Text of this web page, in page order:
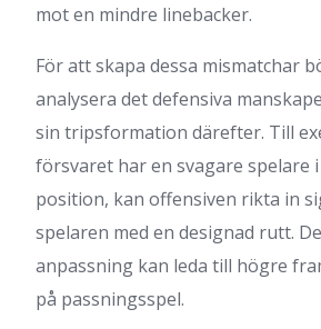
mot en mindre linebacker.
För att skapa dessa mismatchar
analysera det defensiva
sin tripsformation därefter. Till
försvaret har en svagare spelare
position, kan offensiven rikta in
spelaren med en designad rutt.
anpassning kan leda till högre
på passningsspel.